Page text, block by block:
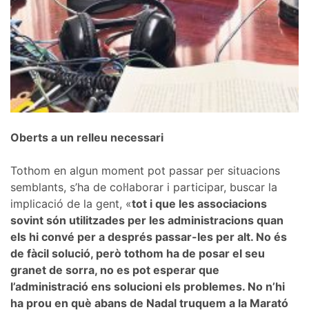
Oberts a un relleu necessari
Tothom en algun moment pot passar per situacions
semblants, s’ha de col·laborar i participar, buscar la
implicació de la gent, «tot i que les associacions
sovint són utilitzades per les administracions quan
els hi convé per a després passar-les per alt. No és
de fàcil solució, però tothom ha de posar el seu
granet de sorra, no es pot esperar que
l’administració ens solucioni els problemes. No n’hi
ha prou en què abans de Nadal truquem a la Marató